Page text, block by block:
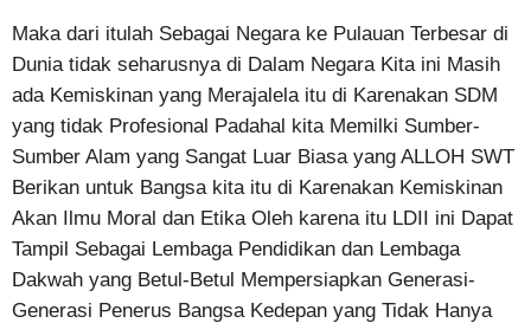
Maka dari itulah Sebagai Negara ke Pulauan Terbesar di
Dunia tidak seharusnya di Dalam Negara Kita ini Masih
ada Kemiskinan yang Merajalela itu di Karenakan SDM
yang tidak Profesional Padahal kita Memilki Sumber-
Sumber Alam yang Sangat Luar Biasa yang ALLOH SWT
Berikan untuk Bangsa kita itu di Karenakan Kemiskinan
Akan Ilmu Moral dan Etika Oleh karena itu LDII ini Dapat
Tampil Sebagai Lembaga Pendidikan dan Lembaga
Dakwah yang Betul-Betul Mempersiapkan Generasi-
Generasi Penerus Bangsa Kedepan yang Tidak Hanya